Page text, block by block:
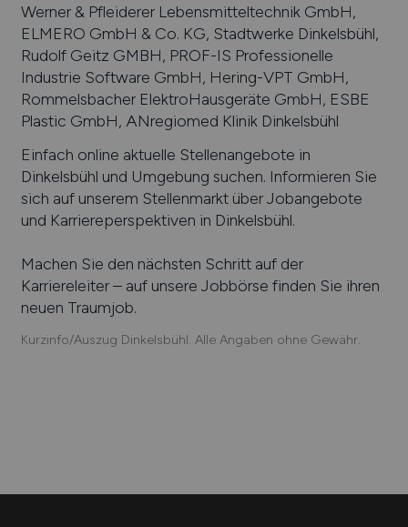
Werner & Pfleiderer Lebensmitteltechnik GmbH,
ELMERO GmbH & Co. KG, Stadtwerke Dinkelsbühl,
Rudolf Geitz GMBH, PROF-IS Professionelle
Industrie Software GmbH, Hering-VPT GmbH,
Rommelsbacher ElektroHausgeräte GmbH, ESBE
Plastic GmbH, ANregiomed Klinik Dinkelsbühl
Einfach online aktuelle Stellenangebote in
Dinkelsbühl und Umgebung suchen. Informieren Sie
sich auf unserem Stellenmarkt über Jobangebote
und Karriereperspektiven in Dinkelsbühl.
Machen Sie den nächsten Schritt auf der
Karriereleiter – auf unsere Jobbörse finden Sie ihren
neuen Traumjob.
Kurzinfo/Auszug Dinkelsbühl. Alle Angaben ohne Gewähr.